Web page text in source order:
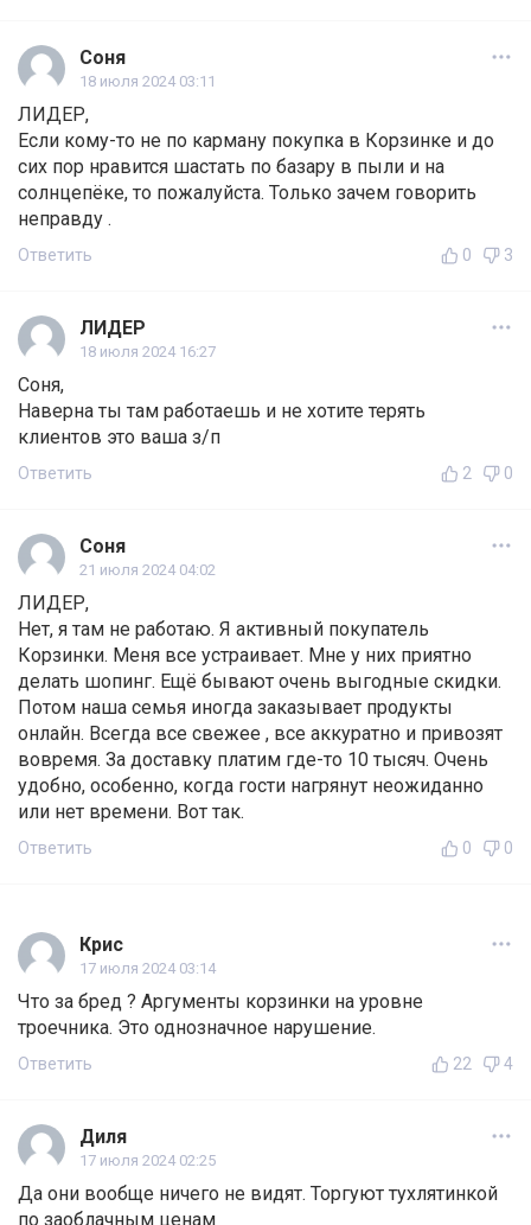
Соня
18 июля 2024 03:11
ЛИДЕР,
Если кому-то не по карману покупка в Корзинке и до
сих пор нравится шастать по базару в пыли и на
солнцепёке, то пожалуйста. Только зачем говорить
неправду .
Ответить 0 3
ЛИДЕР
18 июля 2024 16:27
Соня,
Наверна ты там работаешь и не хотите терять
клиентов это ваша з/п
Ответить 2 0
Соня
21 июля 2024 04:02
ЛИДЕР,
Нет, я там не работаю. Я активный покупатель
Корзинки. Меня все устраивает. Мне у них приятно
делать шопинг. Ещё бывают очень выгодные скидки.
Потом наша семья иногда заказывает продукты
онлайн. Всегда все свежее , все аккуратно и привозят
вовремя. За доставку платим где-то 10 тысяч. Очень
удобно, особенно, когда гости нагрянут неожиданно
или нет времени. Вот так.
Ответить 0 0
Крис
17 июля 2024 03:14
Что за бред ? Аргументы корзинки на уровне
троечника. Это однозначное нарушение.
Ответить 22 4
Диля
17 июля 2024 02:25
Да они вообще ничего не видят. Торгуют тухлятинкой
по заоблачным ценам